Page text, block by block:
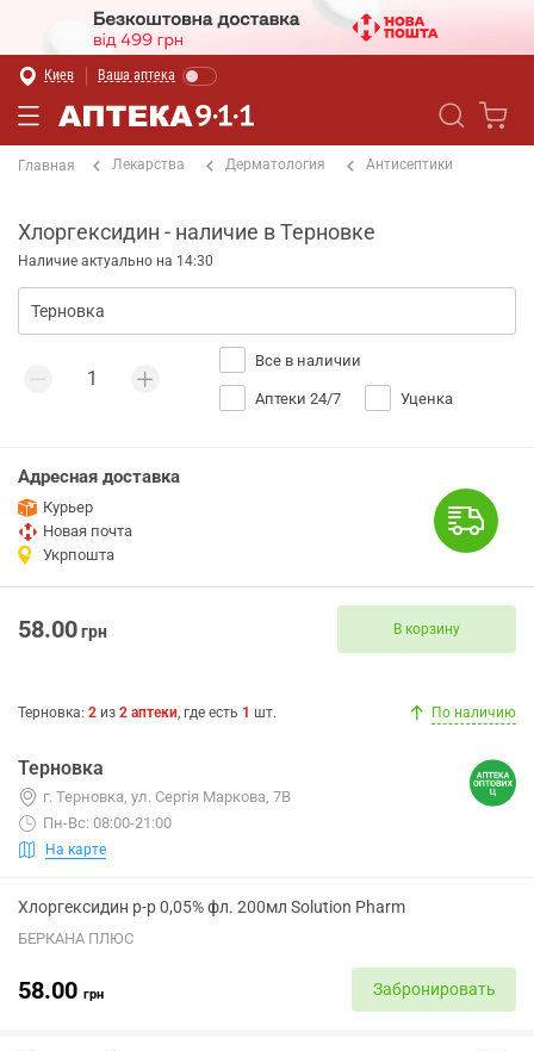
Киев Ваша аптека
Главная Лекарства Дерматология Антисептики
Хлоргексидин - наличие в Терновке
Наличие актуально на 14:30
Все в наличии
Аптеки 24/7 Уценка
Адресная доставка
Курьер
Новая почта
Укрпошта
58.00грн В корзину
Терновка: 2 из 2 аптеки, где есть 1 шт. По наличию
Терновка
г. Терновка, ул. Сергія Маркова, 7В
Пн-Вс: 08:00-21:00
На карте
Хлоргексидин р-р 0,05% фл. 200мл Solution Pharm
БЕРКАНА ПЛЮС
58.00 грн Забронировать